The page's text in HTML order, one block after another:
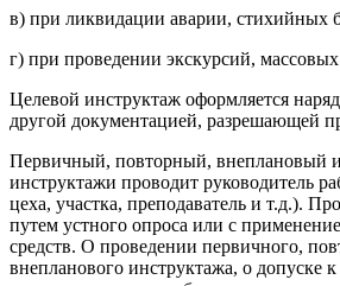
в) при ликвидации аварии, стихийных
г) при проведении экскурсий,
Целевой инструктаж оформляется
другой документацией, разрешающей
Первичный, повторный, внеплановый
инструктажи проводит руководитель
цеха, участка, преподаватель и т.д.).
путем устного опроса или с
средств. О проведении первичного,
внепланового инструктажа, о допуске к